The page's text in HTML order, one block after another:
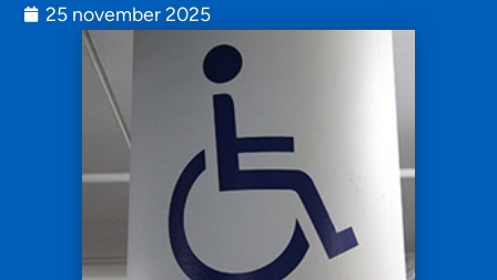
25 november 2025